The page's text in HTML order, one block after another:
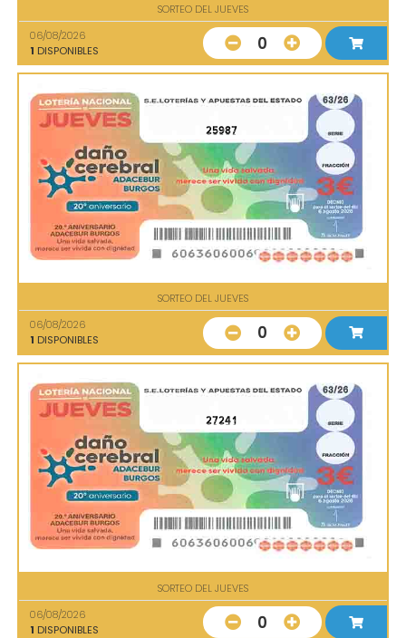
SORTEO DEL JUEVES
06/08/2026
1 DISPONIBLES 0
25987
SORTEO DEL JUEVES
06/08/2026
1 DISPONIBLES 0
27241
SORTEO DEL JUEVES
06/08/2026
1 DISPONIBLES 0